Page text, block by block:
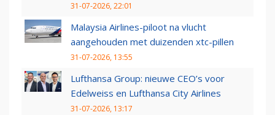
31-07-2026, 22:01
Malaysia Airlines-piloot na vlucht
aangehouden met duizenden xtc-pillen
31-07-2026, 13:55
Lufthansa Group: nieuwe CEO’s voor
Edelweiss en Lufthansa City Airlines
31-07-2026, 13:17